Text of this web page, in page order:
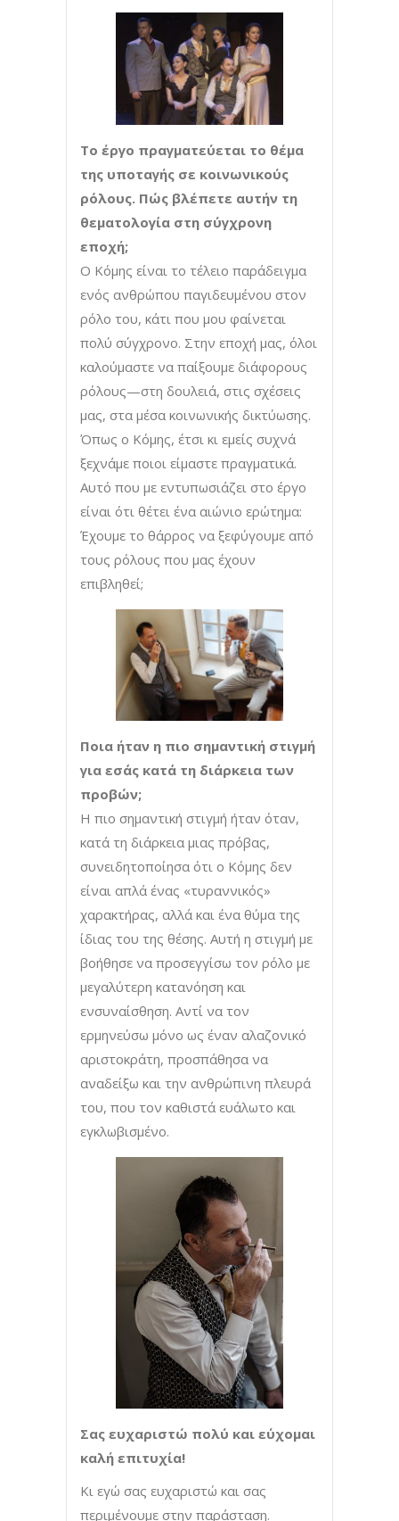
Το έργο πραγματεύεται το θέμα
της υποταγής σε κοινωνικούς
ρόλους. Πώς βλέπετε αυτήν τη
θεματολογία στη σύγχρονη
εποχή;
Ο Κόμης είναι το τέλειο παράδειγμα
ενός ανθρώπου παγιδευμένου στον
ρόλο του, κάτι που μου φαίνεται
πολύ σύγχρονο. Στην εποχή μας, όλοι
καλούμαστε να παίξουμε διάφορους
ρόλους—στη δουλειά, στις σχέσεις
μας, στα μέσα κοινωνικής δικτύωσης.
Όπως ο Κόμης, έτσι κι εμείς συχνά
ξεχνάμε ποιοι είμαστε πραγματικά.
Αυτό που με εντυπωσιάζει στο έργο
είναι ότι θέτει ένα αιώνιο ερώτημα:
Έχουμε το θάρρος να ξεφύγουμε από
τους ρόλους που μας έχουν
επιβληθεί;
Ποια ήταν η πιο σημαντική στιγμή
για εσάς κατά τη διάρκεια των
προβών;
Η πιο σημαντική στιγμή ήταν όταν,
κατά τη διάρκεια μιας πρόβας,
συνειδητοποίησα ότι ο Κόμης δεν
είναι απλά ένας «τυραννικός»
χαρακτήρας, αλλά και ένα θύμα της
ίδιας του της θέσης. Αυτή η στιγμή με
βοήθησε να προσεγγίσω τον ρόλο με
μεγαλύτερη κατανόηση και
ενσυναίσθηση. Αντί να τον
ερμηνεύσω μόνο ως έναν αλαζονικό
αριστοκράτη, προσπάθησα να
αναδείξω και την ανθρώπινη πλευρά
του, που τον καθιστά ευάλωτο και
εγκλωβισμένο.
Σας ευχαριστώ πολύ και εύχομαι
καλή επιτυχία!
Κι εγώ σας ευχαριστώ και σας
περιμένουμε στην παράσταση.